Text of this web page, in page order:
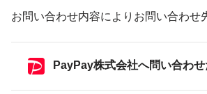
お問い合わせ内容によりお問い合わせ
PayPay株式会社へ問い合わ